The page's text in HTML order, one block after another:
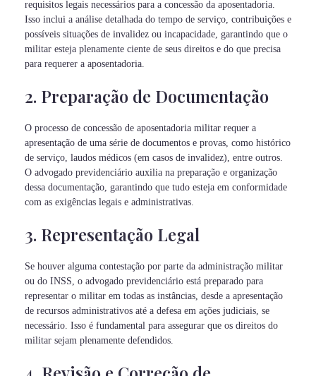
requisitos legais necessários para a concessão da aposentadoria.
Isso inclui a análise detalhada do tempo de serviço, contribuições e
possíveis situações de invalidez ou incapacidade, garantindo que o
militar esteja plenamente ciente de seus direitos e do que precisa
para requerer a aposentadoria.
2. Preparação de Documentação
O processo de concessão de aposentadoria militar requer a
apresentação de uma série de documentos e provas, como histórico
de serviço, laudos médicos (em casos de invalidez), entre outros.
O advogado previdenciário auxilia na preparação e organização
dessa documentação, garantindo que tudo esteja em conformidade
com as exigências legais e administrativas.
3. Representação Legal
Se houver alguma contestação por parte da administração militar
ou do INSS, o advogado previdenciário está preparado para
representar o militar em todas as instâncias, desde a apresentação
de recursos administrativos até a defesa em ações judiciais, se
necessário. Isso é fundamental para assegurar que os direitos do
militar sejam plenamente defendidos.